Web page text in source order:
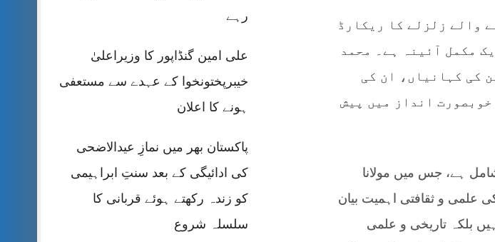
رہے
علی امین گنڈاپور کا وزیراعلیٰ
خیبرپختونخوا کے عہدے سے مستعفی
ہونے کا اعلان
پاکستان بھر میں نمازِ عیدالاضحی
کی ادائیگی کے بعد سنتِ ابراہیمی
کو زندہ رکھتے ہوئے قربانی کا
سلسلہ شروع
والے زلزلے کا ریکارڈ
مکمل آئینہ ہے۔ محمد
کی کہانیاں، ان کی
خوبصورت انداز میں پیش
ہے، جس میں مولانا
علمی و ثقافتی اہمیت بیان
بلکہ تاریخی و علمی